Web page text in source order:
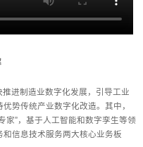
进制造业数字化发展，引导工业
势传统产业数字化改造。其中，
家”，基于人工智能和数字孪生等领
信息技术服务两大核心业务板